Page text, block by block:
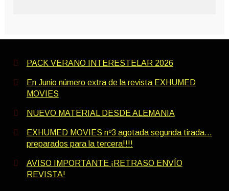
PACK VERANO INTERESTELAR 2026
En Junio número extra de la revista EXHUMED
MOVIES
NUEVO MATERIAL DESDE ALEMANIA
EXHUMED MOVIES nº3 agotada segunda tirada…
preparados para la tercera!!!!
AVISO IMPORTANTE ¡RETRASO ENVÍO
REVISTA!